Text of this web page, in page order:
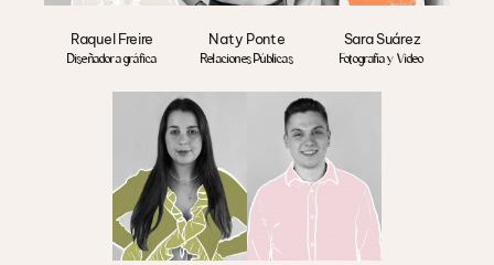
Raquel Freire
Diseñadora gráfica
Naty Ponte
Relaciones Públicas
Sara Suárez
Fotografía y Video